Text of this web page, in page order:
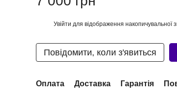
Увійти для відображення накопичувальної
Повідомити, коли з'явиться
Оплата Доставка Гарантія